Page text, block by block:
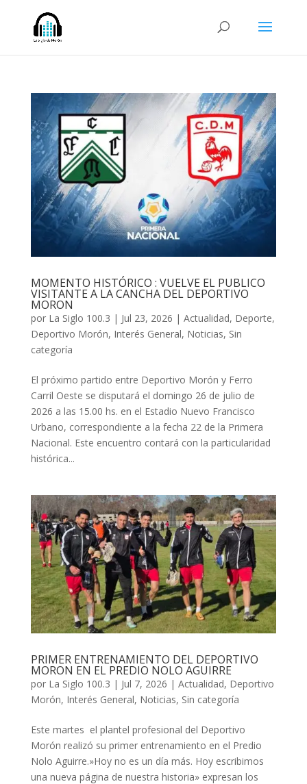
MOMENTO HISTÓRICO : VUELVE EL PUBLICO
VISITANTE A LA CANCHA DEL DEPORTIVO
MORON
por La Siglo 100.3 | Jul 23, 2026 | Actualidad, Deporte,
Deportivo Morón, Interés General, Noticias, Sin
categoría
El próximo partido entre Deportivo Morón y Ferro
Carril Oeste se disputará el domingo 26 de julio de
2026 a las 15.00 hs. en el Estadio Nuevo Francisco
Urbano, correspondiente a la fecha 22 de la Primera
Nacional. Este encuentro contará con la particularidad
histórica...
PRIMER ENTRENAMIENTO DEL DEPORTIVO
MORON EN EL PREDIO NOLO AGUIRRE
por La Siglo 100.3 | Jul 7, 2026 | Actualidad, Deportivo
Morón, Interés General, Noticias, Sin categoría
Este martes el plantel profesional del Deportivo
Morón realizó su primer entrenamiento en el Predio
Nolo Aguirre.»Hoy no es un día más. Hoy escribimos
una nueva página de nuestra historia» expresan los